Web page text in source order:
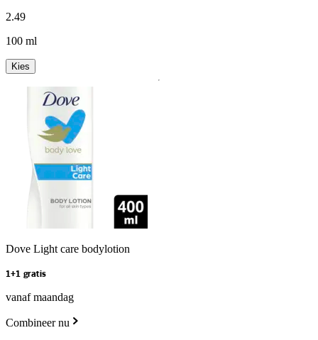
2.49
100 ml
Kies
Dove Light care bodylotion
1+1 gratis
vanaf maandag
Combineer nu